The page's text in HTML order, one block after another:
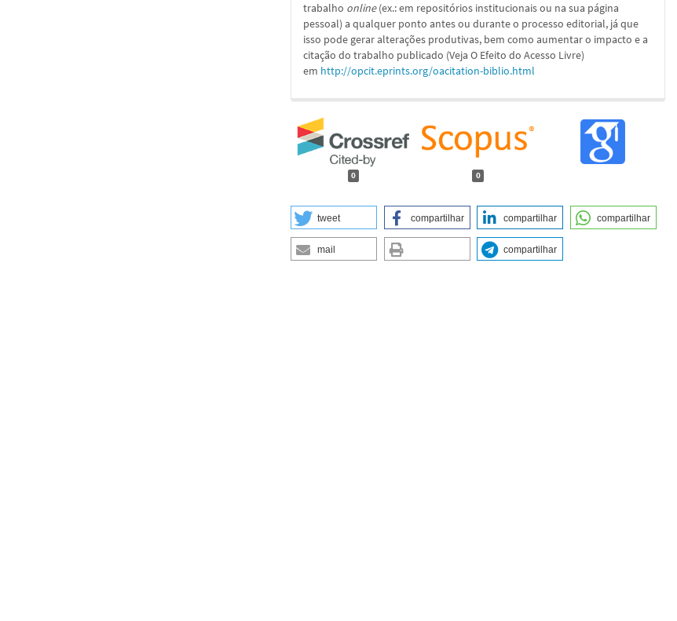
trabalho online(ex.: em repositórios institucionais ou na sua página
pessoal) a qualquer ponto antes ou durante o processo editorial, já que
isso pode gerar alterações produtivas, bem como aumentar o impacto e a
citação do trabalho publicado (Veja O Efeito do Acesso Livre)
em http://opcit.eprints.org/oacitation-biblio.html
0 0
tweet compartilhar compartilhar compartilhar
mail compartilhar